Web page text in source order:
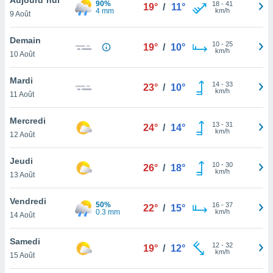
et
»,
au
vous
qu'ils
ou
le
ainsi
un
la
du
9 Août
90%
4 mm
19° / 11° 18- 41
km/h
Demain
10 Août
19° / 10° 10- 25
km/h
Mardi
11 Août
23° / 10° 14- 33
km/h
Mercredi
12 Août
24° / 14° 13- 31
km/h
Jeudi
13 Août
26° / 18° 10- 30
km/h
Vendredi
14 Août
50%
0.3 mm
22° / 15° 16- 37
km/h
Samedi
15 Août
19° / 12° 12- 32
km/h